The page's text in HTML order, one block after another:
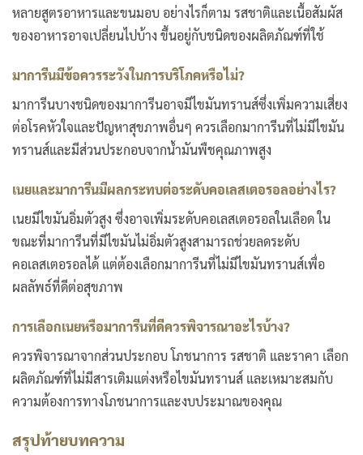
หลายสูตรอาหารและขนมอบ อย่างไรก็ตาม รสชาติและเนื้อสัมผัส
ของอาหารอาจเปลี่ยนไปบ้าง ขึ้นอยู่กับชนิดของผลิตภัณฑ์ที่ใช้
มาการีนมีข้อควรระวังในการบริโภคหรือไม่?
มาการีนบางชนิดของมาการีนอาจมีไขมันทรานส์ซึ่งเพิ่มความเสี่ยง
ต่อโรคหัวใจและปัญหาสุขภาพอื่นๆ ควรเลือกมาการีนที่ไม่มีไขมัน
ทรานส์และมีส่วนประกอบจากน้ำมันพืชคุณภาพสูง
เนยและมาการีนมีผลกระทบต่อระดับคอเลสเตอรอลอย่างไร?
เนยมีไขมันอิ่มตัวสูง ซึ่งอาจเพิ่มระดับคอเลสเตอรอลในเลือด ใน
ขณะที่มาการีนที่มีไขมันไม่อิ่มตัวสูงสามารถช่วยลดระดับ
คอเลสเตอรอลได้ แต่ต้องเลือกมาการีนที่ไม่มีไขมันทรานส์เพื่อ
ผลลัพธ์ที่ดีต่อสุขภาพ
การเลือกเนยหรือมาการีนที่ดีควรพิจารณาอะไรบ้าง?
ควรพิจารณาจากส่วนประกอบ โภชนาการ รสชาติ และราคา เลือก
ผลิตภัณฑ์ที่ไม่มีสารเติมแต่งหรือไขมันทรานส์ และเหมาะสมกับ
ความต้องการทางโภชนาการและงบประมาณของคุณ
สรุปท้ายบทความ